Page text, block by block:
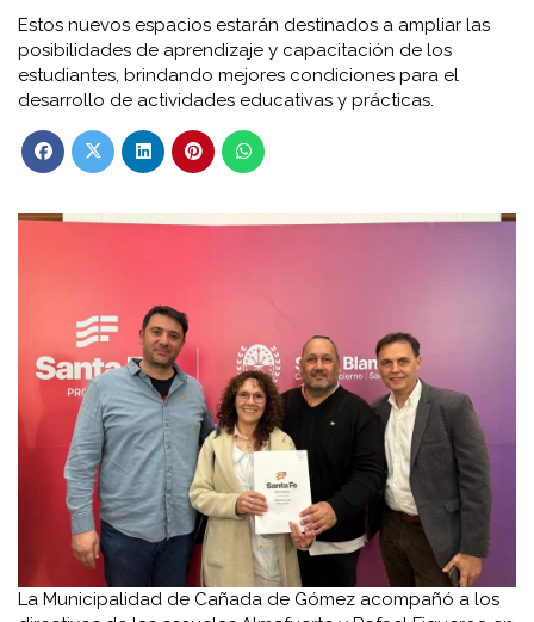
Estos nuevos espacios estarán destinados a ampliar las
posibilidades de aprendizaje y capacitación de los
estudiantes, brindando mejores condiciones para el
desarrollo de actividades educativas y prácticas.
La Municipalidad de Cañada de Gómez acompañó a los